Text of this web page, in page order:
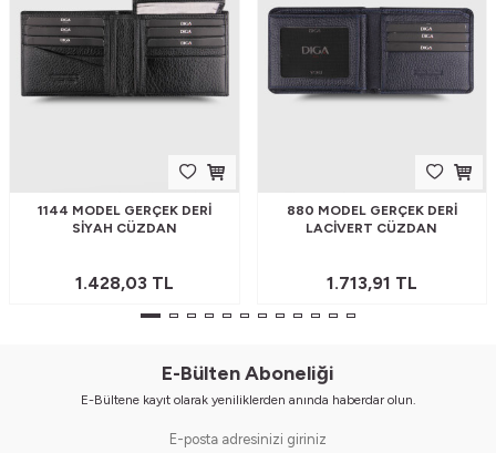
1144 MODEL GERÇEK DERI
SIYAH CÜZDAN
1.428,03 TL
880 MODEL GERÇEK DERI
LACIVERT CÜZDAN
1.713,91 TL
E-Bülten Aboneliği
E-Bültene kayıt olarak yeniliklerden anında haberdar olun.